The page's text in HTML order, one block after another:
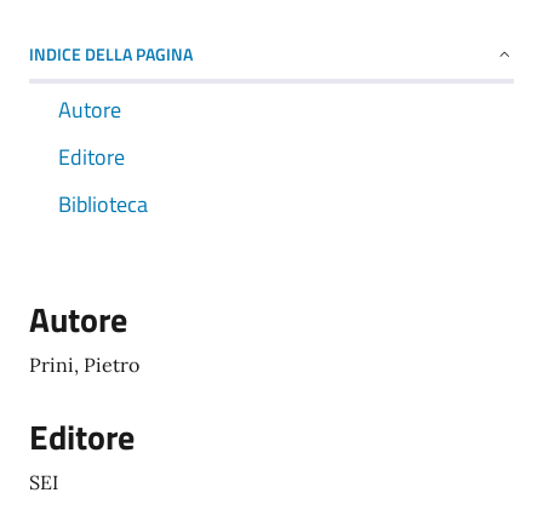
INDICE DELLA PAGINA
Autore
Editore
Biblioteca
Autore
Prini, Pietro
Editore
SEI